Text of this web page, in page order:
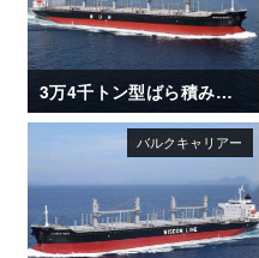
3万4千トン型ばら積み運搬船「AFRICAN EGRET」